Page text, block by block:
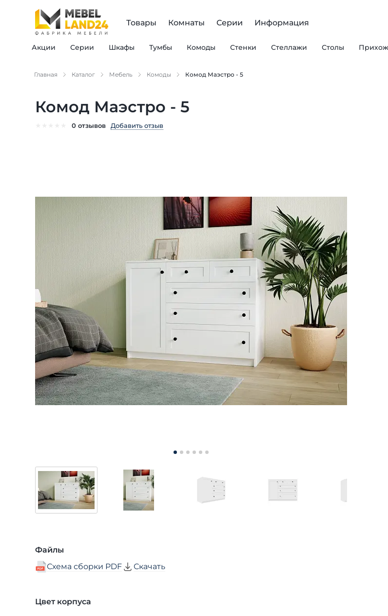
Товары
Акции Серии Шкафы Тумбы Комоды Стенки Стеллажи Столы
Комнаты Серии Информация
Главная Каталог Мебель Комоды Комод Маэстро - 5
Комод Маэстро - 5
0 отзывов Добавить отзыв
Файлы
Схема сборки PDF
Скачать
Цвет корпуса